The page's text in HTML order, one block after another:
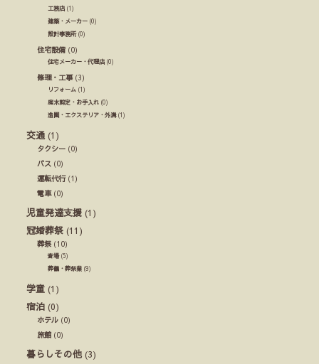
工務店 (1)
建築・メーカー (0)
設計事務所(0)
住宅設備(0)
住宅メーカー・代理店 (0)
修理・工事(3)
リフォーム (1)
庭木剪定・お手入れ (0)
造園・エクステリア・外溝(1)
交通 (1)
タクシー (0)
バス (0)
運転代行(1)
電車(0)
児童発達支援 (1)
冠婚葬祭 (11)
葬祭(10)
斎場(5)
葬儀・葬祭業 (9)
学童 (1)
宿泊 (0)
ホテル (0)
旅館 (0)
暮らしその他 (3)